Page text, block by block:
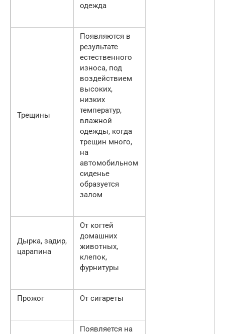
одежда
Трещины
Появляются в
результате
естественного
износа, под
воздействием
высоких,
низких
температур,
влажной
одежды, когда
трещин много,
на
автомобильном
сиденье
образуется
залом
Дырка, задир,
царапина
От когтей
домашних
животных,
клепок,
фурнитуры
Прожог От сигареты
Появляется на